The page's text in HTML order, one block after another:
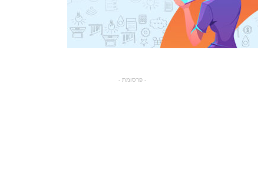
- פרסומת -